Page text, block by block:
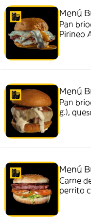
Menú
Pan
Pirineo
Menú
Pan
g.),
Menú
Carne
perrito